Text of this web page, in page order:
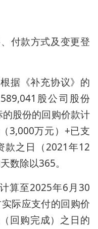
付款方式及变更登
据《补充协议》的
股公司股份
的股份的回购价款计
3,000万元）+已支
款之日（2021年12
数除以365。
算至2025年6月30
际应支付的回购价
回购完成）之日的